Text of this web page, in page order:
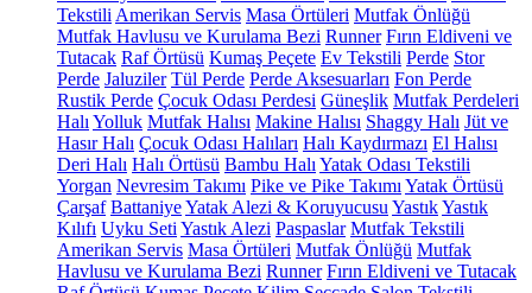
Tekstili Amerikan Servis Masa Örtüleri Mutfak Önlüğü
Mutfak Havlusu ve Kurulama Bezi Runner Fırın Eldiveni ve
Tutacak Raf Örtüsü Kumaş Peçete Ev Tekstili Perde Stor
Perde Jaluziler Tül Perde Perde Aksesuarları Fon Perde
Rustik Perde Çocuk Odası Perdesi Güneşlik Mutfak Perdeleri
Halı Yolluk Mutfak Halısı Makine Halısı Shaggy Halı Jüt ve
Hasır Halı Çocuk Odası Halıları Halı Kaydırmazı El Halısı
Deri Halı Halı Örtüsü Bambu Halı Yatak Odası Tekstili
Yorgan Nevresim Takımı Pike ve Pike Takımı Yatak Örtüsü
Çarşaf BattaniyeYatak Alezi & Koruyucusu YastıkYastık
Kılıfı Uyku Seti Yastık Alezi Paspaslar Mutfak Tekstili
Amerikan Servis Masa Örtüleri Mutfak Önlüğü Mutfak
Havlusu ve Kurulama Bezi Runner Fırın Eldiveni ve Tutacak